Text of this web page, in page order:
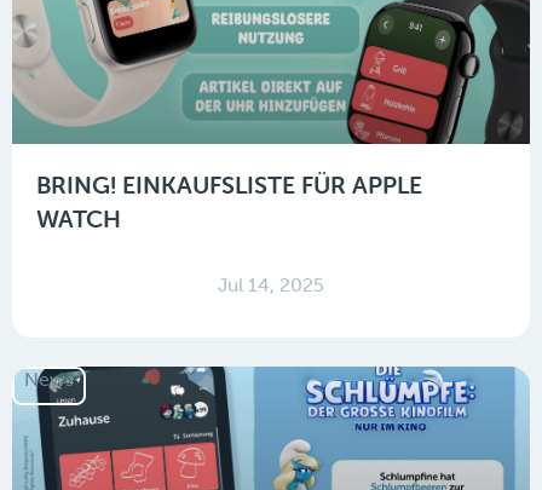
BRING! EINKAUFSLISTE FÜR APPLE
WATCH
Jul 14, 2025
News